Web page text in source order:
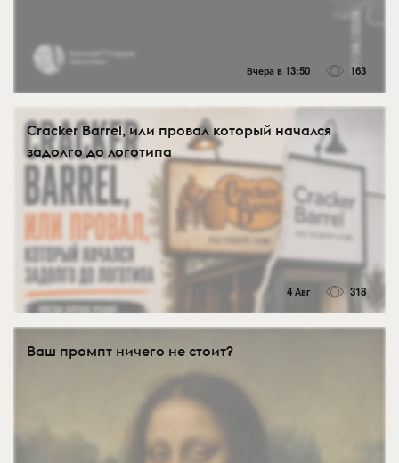
Вчера в 13:50 163
Cracker Barrel, или провал который начался
задолго до логотипа
4 Авг 318
Ваш промпт ничего не стоит?